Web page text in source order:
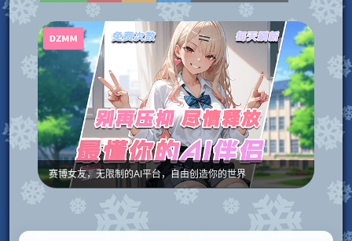
赛博女友，无限制的AI平台，自由创造你的世界